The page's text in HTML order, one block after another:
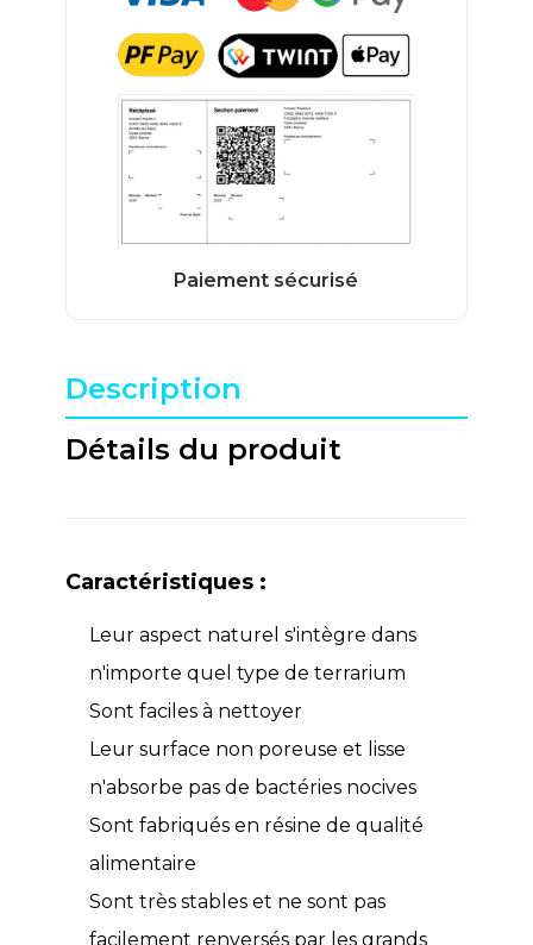
Description
Détails du produit
Caractéristiques :
Leur aspect naturel s'intègre dans
n'importe quel type de terrarium
Sont faciles à nettoyer
Leur surface non poreuse et lisse
n'absorbe pas de bactéries nocives
Sont fabriqués en résine de qualité
alimentaire
Sont très stables et ne sont pas
facilement renversés par les grands